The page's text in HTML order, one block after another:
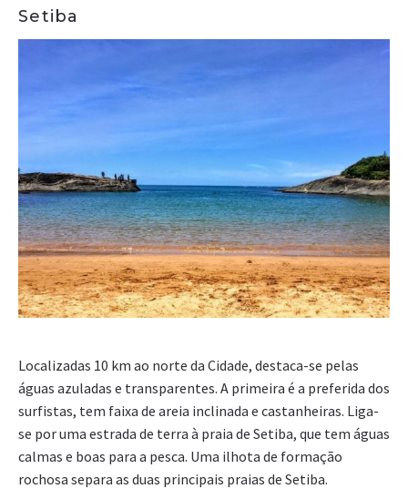
Setiba
Localizadas 10 km ao norte da Cidade, destaca-se pelas
águas azuladas e transparentes. A primeira é a preferida dos
surfistas, tem faixa de areia inclinada e castanheiras. Liga-
se por uma estrada de terra à praia de Setiba, que tem águas
calmas e boas para a pesca. Uma ilhota de formação
rochosa separa as duas principais praias de Setiba.